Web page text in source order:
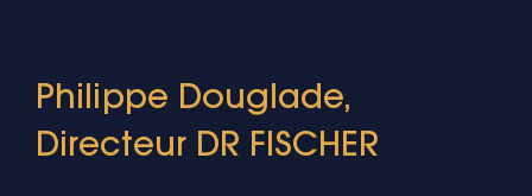
Philippe Douglade,
Directeur DR FISCHER